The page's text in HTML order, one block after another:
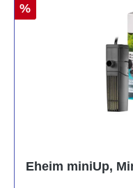
%
Eheim miniUp,